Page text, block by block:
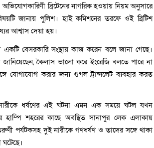
ব্রিটেনের নাগরিক হওয়ায় নিয়ম অনুসারে
জানায় পুলিশ। হাই কমিশনের তরফে ওই ব্রিটিশ
আশ্বাস দেয়া হয়।
একটি বেসরকারি সংস্থায় কাজ করেন বলে জানা গেছে।
জানিয়েছেন, কৈলাস ভালো করে ইংরেজি বলতে পারে না
যোগাযোগ করার জন্য গুগল ট্রান্সলেট ব্যবহার করত
নারীকে ধর্ষণের এই ঘটনা এমন এক সময়ে ঘটল যখন
হাম্পি শহরের কাছে অবস্থিত সানাপুর লেক এলাকায়
পর্যটকসহ দুই নারীকে গণধর্ষণ ও তাদের সঙ্গে থাকা